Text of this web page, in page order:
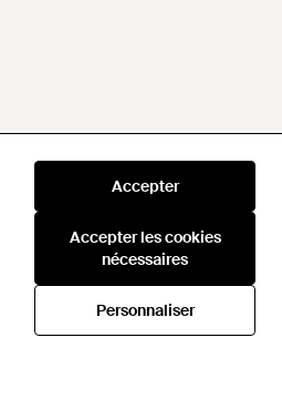
Accepter
Accepter les cookies
nécessaires
Personnaliser